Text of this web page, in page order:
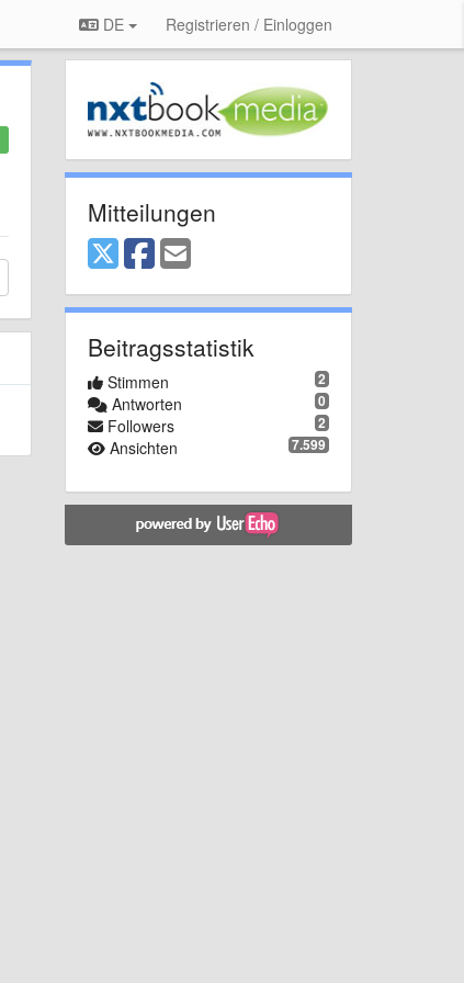
DE Registrieren / Einloggen
Mitteilungen
Beitragsstatistik
2
Stimmen
0
Antworten
2
Followers
7.599
Ansichten